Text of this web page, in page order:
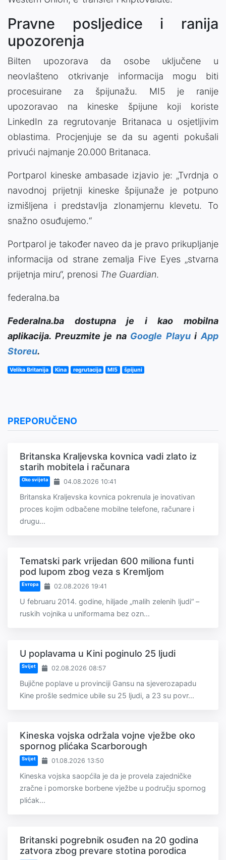
Pravne posljedice i ranija
upozorenja
Bilten upozorava da osobe uključene u
neovlašteno otkrivanje informacija mogu biti
procesuirane za špijunažu. MI5 je ranije
upozoravao na kineske špijune koji koriste
LinkedIn za regrutovanje Britanaca u osjetljivim
oblastima. Procjenjuje se da su agenti pokušali
privući najmanje 20.000 Britanaca.
Portparol kineske ambasade izjavio je: „Tvrdnja o
navodnoj prijetnji kineske špijunaže je potpuno
izmišljena i predstavlja zlonamjernu klevetu. To
snažno osuđujemo.“
Portparol je također naveo da je pravo prikupljanje
informacija od strane zemalja Five Eyes „stvarna
prijetnja miru“, prenosi The Guardian.
federalna.ba
Federalna.ba dostupna je i kao mobilna
aplikacija. Preuzmite je na Google PlayuiApp
Storeu.
Velika Britanija Kina regrutacija MI5 špijuni
PREPORUČENO
Britanska Kraljevska kovnica vadi zlato iz
starih mobitela i računara
Oko svijeta 04.08.2026 10:41
Britanska Kraljevska kovnica pokrenula je inovativan
proces kojim odbačene mobilne telefone, računare i
drugu...
Tematski park vrijedan 600 miliona funti
pod lupom zbog veza s Kremljom
Evropa 02.08.2026 19:41
U februaru 2014. godine, hiljade „malih zelenih ljudi“ –
ruskih vojnika u uniformama bez ozn...
U poplavama u Kini poginulo 25 ljudi
Svijet 02.08.2026 08:57
Bujične poplave u provinciji Gansu na sjeverozapadu
Kine prošle sedmice ubile su 25 ljudi, a 23 su povr...
Kineska vojska održala vojne vježbe oko
spornog plićaka Scarborough
Svijet 01.08.2026 13:50
Kineska vojska saopćila je da je provela zajedničke
zračne i pomorske borbene vježbe u području spornog
plićak...
Britanski pogrebnik osuđen na 20 godina
zatvora zbog prevare stotina porodica